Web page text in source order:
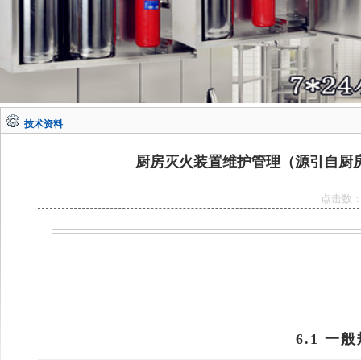
技术资料
厨房灭火装置维护管理（源引自厨
点击数
6.1 一般